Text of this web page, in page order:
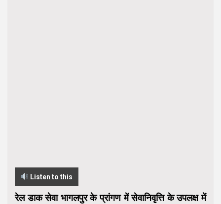
Listen to this
रेल डाक सेवा भागलपुर के प्रांगण में सेवानिवृत्ति के उपलक्ष में